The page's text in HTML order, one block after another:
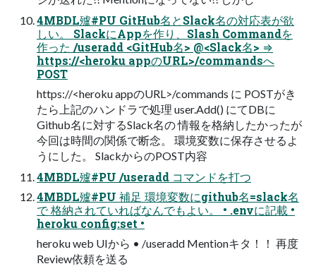
4MBDL㱺#PU GitHub名とSlack名の対応表が欲
しい。 SlackにAppを作り、Slash Commandを
作った /useradd <GitHub名> @<Slack名> ⇒
https://<heroku appのURL>/commandsへ
POST
https://<heroku appのURL>/commands に POSTがき
たら上記のハンドラで処理 user.Add() にてDBに
Github名に対するSlack名の 情報を格納したかったが
今回は時間の関係で断念。 環境変数に保存させるよ
うにした。 SlackからのPOST内容
4MBDL㱺#PU /useradd コマンドを打つ
4MBDL㱺#PU 補⾜ 環境変数にgithub名=slack名
で 格納されていればなんでもよい。 • .envに記載 •
heroku config:set •
heroku web UIから • /useradd Mentionキタ！！ 再度
Review依頼を送る